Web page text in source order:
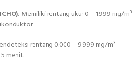
Memiliki rentang ukur 0 – 1.999 mg/m³
rentang 0.000 – 9.999 mg/m³
menit.